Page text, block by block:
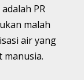
PR
malah
air yang
manusia.